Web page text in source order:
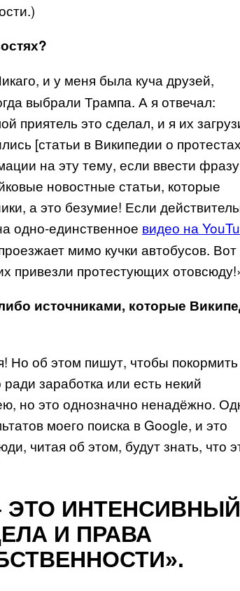
и у меня была куча друзей,
выбрали Трампа. А я отвечал:
приятель это сделал, и я их
[статьи в Википедии о протестах
на эту тему, если ввести фразу
новостные статьи, которые
а это безумие! Если
одно-единственное видео на
мимо кучки автобусов. Вот
привезли протестующих
источниками, которые
Но об этом пишут, чтобы покормить
заработка или есть некий
но это однозначно ненадёжно.
моего поиска в Google, и это
читая об этом, будут знать, что
ЭТО ИНТЕНСИВНЫЙ
И ПРАВА